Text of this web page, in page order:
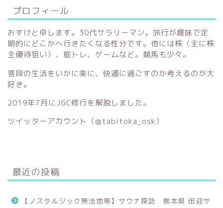
プロフィール
おすけと申します。30代サラリーマン。旅行が趣味で定
期的にどこかへ行きたくなる性分です。他には株（主に株
主優待狙い）、筋トレ、ゲームなど。競馬も少々。
普段の生活をいかに楽に、快適に過ごすのか考えるのが大
好き。
2019年7月にJGC修行を解脱しました。
ツイッターアカウント（@tabitoka_osk）
最近の投稿
【ノスタルジック無法地帯】サウナ探訪 熊本県 田迎サ